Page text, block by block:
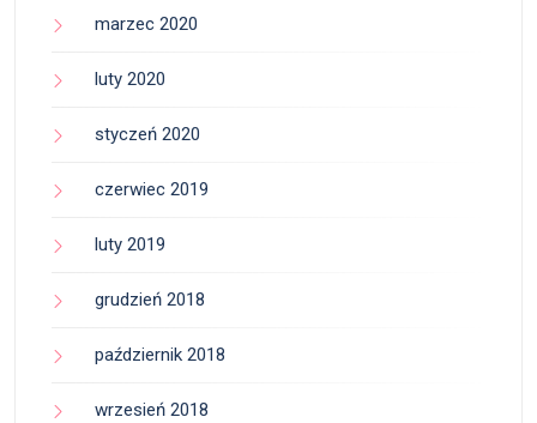
marzec 2020
luty 2020
styczeń 2020
czerwiec 2019
luty 2019
grudzień 2018
październik 2018
wrzesień 2018